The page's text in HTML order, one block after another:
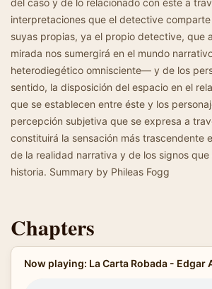
del caso y de lo relacionado con éste a
interpretaciones que el detective
suyas propias, ya el propio detective, que
mirada nos sumergirá en el mundo
heterodiegético omnisciente— y de los
sentido, la disposición del espacio en el
que se establecen entre éste y los
percepción subjetiva que se expresa a
constituirá la sensación más trascendente
de la realidad narrativa y de los signos
historia. Summary by Phileas Fogg
Chapters
Now playing: La Carta Robada - Edgar